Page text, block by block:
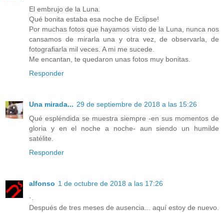
El embrujo de la Luna.
Qué bonita estaba esa noche de Eclipse!
Por muchas fotos que hayamos visto de la Luna, nunca nos
cansamos de mirarla una y otra vez, de observarla, de
fotografiarla mil veces. A mi me sucede.
Me encantan, te quedaron unas fotos muy bonitas.
Responder
Una mirada... 29 de septiembre de 2018 a las 15:26
Qué espléndida se muestra siempre -en sus momentos de
gloria y en el noche a noche- aun siendo un humilde
satélite.
Responder
alfonso 1 de octubre de 2018 a las 17:26
·.
Después de tres meses de ausencia... aquí estoy de nuevo.